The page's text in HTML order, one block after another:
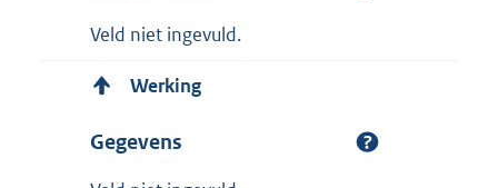
Veld niet ingevuld.
Werking
Gegevens